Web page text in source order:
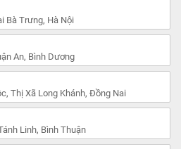
Bà Trưng, Hà Nội
An, Bình Dương
Thị Xã Long Khánh, Đồng Nai
Linh, Bình Thuận